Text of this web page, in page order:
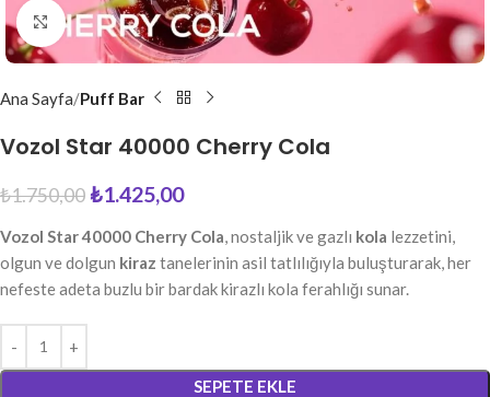
Büyütmek için tıkla
Ana Sayfa Puff Bar
Vozol Star 40000 Cherry Cola
₺1.750,00 ₺1.425,00
Vozol Star 40000 Cherry Cola, nostaljik ve gazlı kola lezzetini,
olgun ve dolgun kiraz tanelerinin asil tatlılığıyla buluşturarak, her
nefeste adeta buzlu bir bardak kirazlı kola ferahlığı sunar.
SEPETE EKLE